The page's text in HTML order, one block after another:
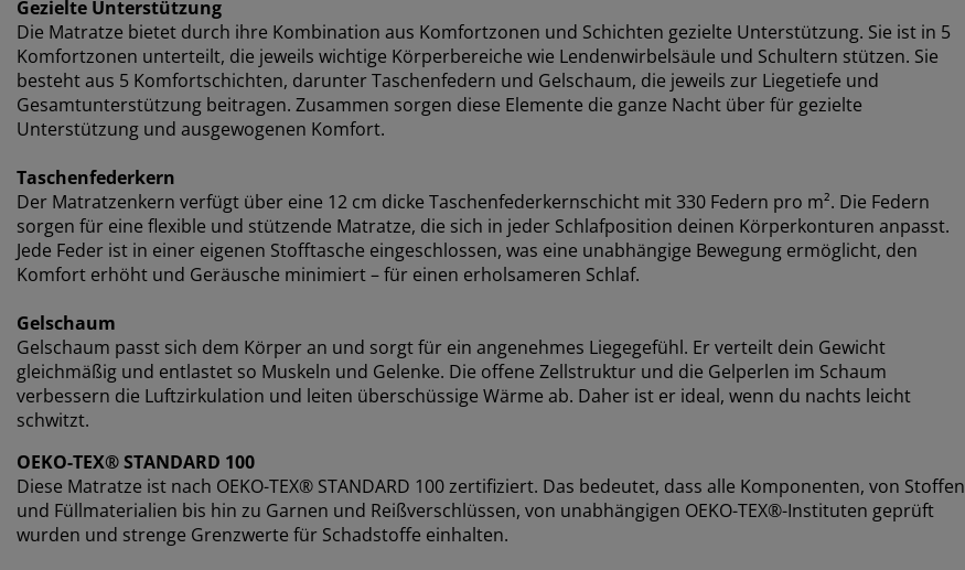
Gezielte Unterstützung
Die Matratze bietet durch ihre Kombination aus Komfortzonen und Schichten gezielte Unterstützung. Sie ist in 5
Komfortzonen unterteilt, die jeweils wichtige Körperbereiche wie Lendenwirbelsäule und Schultern stützen. Sie
besteht aus 5 Komfortschichten, darunter Taschenfedern und Gelschaum, die jeweils zur Liegetiefe und
Gesamtunterstützung beitragen. Zusammen sorgen diese Elemente die ganze Nacht über für gezielte
Unterstützung und ausgewogenen Komfort.
Taschenfederkern
Der Matratzenkern verfügt über eine 12 cm dicke Taschenfederkernschicht mit 330 Federn pro m². Die Federn
sorgen für eine flexible und stützende Matratze, die sich in jeder Schlafposition deinen Körperkonturen anpasst.
Jede Feder ist in einer eigenen Stofftasche eingeschlossen, was eine unabhängige Bewegung ermöglicht, den
Komfort erhöht und Geräusche minimiert – für einen erholsameren Schlaf.
Gelschaum
Gelschaum passt sich dem Körper an und sorgt für ein angenehmes Liegegefühl. Er verteilt dein Gewicht
gleichmäßig und entlastet so Muskeln und Gelenke. Die offene Zellstruktur und die Gelperlen im Schaum
verbessern die Luftzirkulation und leiten überschüssige Wärme ab. Daher ist er ideal, wenn du nachts leicht
schwitzt.
OEKO-TEX® STANDARD 100
Diese Matratze ist nach OEKO-TEX® STANDARD 100 zertifiziert. Das bedeutet, dass alle Komponenten, von Stoffen
und Füllmaterialien bis hin zu Garnen und Reißverschlüssen, von unabhängigen OEKO-TEX®-Instituten geprüft
wurden und strenge Grenzwerte für Schadstoffe einhalten.